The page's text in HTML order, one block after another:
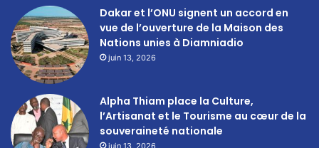
Dakar et l’ONU signent un accord en
vue de l’ouverture de la Maison des
Nations unies à Diamniadio
juin 13, 2026
Alpha Thiam place la Culture,
l’Artisanat et le Tourisme au cœur de la
souveraineté nationale
juin 13, 2026